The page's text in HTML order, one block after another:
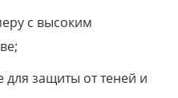
с высоким
для защиты от теней и